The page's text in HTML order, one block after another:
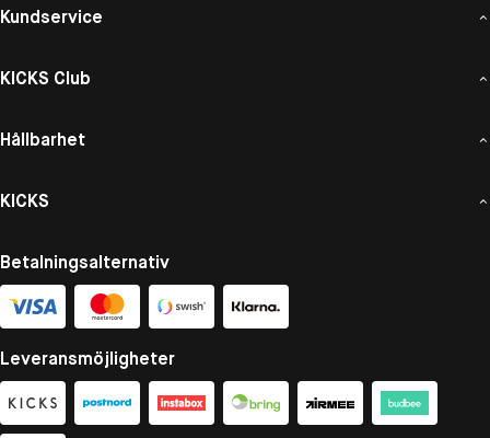
Kundservice
KICKS Club
Hållbarhet
KICKS
Betalningsalternativ
Leveransmöjligheter